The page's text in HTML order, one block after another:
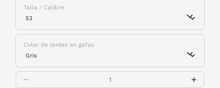
Talla / Calibre
Color de lentes en gafas